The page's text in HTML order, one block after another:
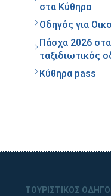
στα Κύθηρα
Οδηγός για
Πάσχα 2026
ταξιδιωτικός
Κύθηρα pass
ΤΟΥΡΙΣΤΙΚΟΣ